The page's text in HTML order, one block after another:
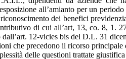
all’amianto per un
dei benefici
di cui all’art, 13, co. 8, 1.
12-vicies bis del D.L. 31
che precedono il ricorso
delle questioni trattate